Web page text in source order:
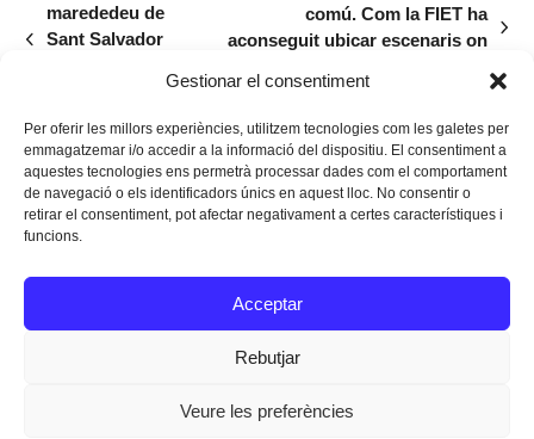
Gestionar el consentiment
Per oferir les millors experiències, utilitzem tecnologies com les galetes per
emmagatzemar i/o accedir a la informació del dispositiu. El consentiment a
aquestes tecnologies ens permetrà processar dades com el comportament
de navegació o els identificadors únics en aquest lloc. No consentir o
retirar el consentiment, pot afectar negativament a certes característiques i
funcions.
Acceptar
Rebutjar
Veure les preferències
previous
marededeu de
Sant Salvador
next
comú. Com la FIET ha
aconseguit ubicar escenaris on
Instagram
Facebook
Twitter
Texts Legals